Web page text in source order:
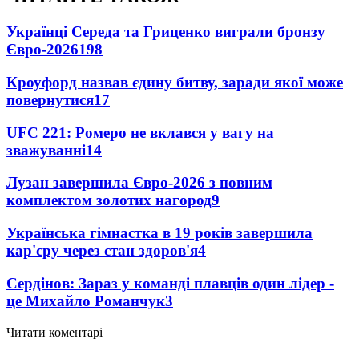
Українці Середа та Гриценко виграли бронзу
Євро-2026198
Кроуфорд назвав єдину битву, заради якої може
повернутися17
UFC 221: Ромеро не вклався у вагу на
зважуванні14
Лузан завершила Євро-2026 з повним
комплектом золотих нагород9
Українська гімнастка в 19 років завершила
кар'єру через стан здоров'я4
Сердінов: Зараз у команді плавців один лідер -
це Михайло Романчук3
Читати коментарі